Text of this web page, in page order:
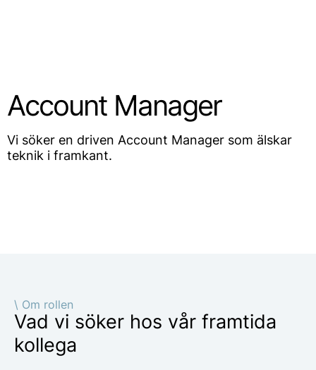
Account Manager
Vi söker en driven Account Manager som älskar
teknik i framkant.
\ Om rollen
Vad vi söker hos vår framtida
kollega